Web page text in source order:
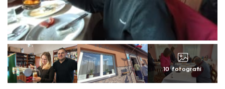
10 fotografií